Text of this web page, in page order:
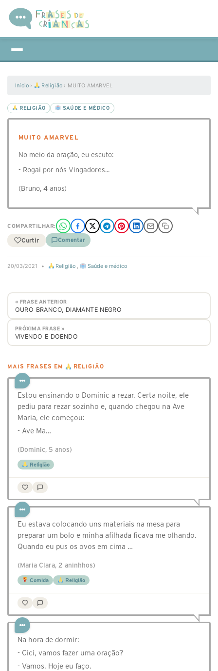
Início › Religião › MUITO AMARVEL
RELIGIÃO SAÚDE E MÉDICO
MUITO AMARVEL
No meio da oração, eu escuto:
- Rogai por nós Vingadores...
(Bruno, 4 anos)
COMPARTILHAR:
Curtir Comentar
20/03/2021 • Religião , Saúde e médico
« FRASE ANTERIOR
OURO BRANCO, DIAMANTE NEGRO
PRÓXIMA FRASE »
VIVENDO E DOENDO
MAIS FRASES EM RELIGIÃO
Estou ensinando o Dominic a rezar. Certa noite, ele
pediu para rezar sozinho e, quando chegou na Ave
Maria, ele começou:
- Ave Ma…
(Dominic, 5 anos)
Religião
Eu estava colocando uns materiais na mesa para
preparar um bolo e minha afilhada ficava me olhando.
Quando eu pus os ovos em cima …
(Maria Clara, 2 aninhhos)
Comida Religião
Na hora de dormir:
- Cici, vamos fazer uma oração?
- Vamos. Hoje eu faço.